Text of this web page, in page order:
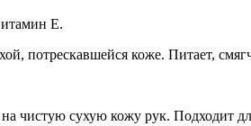
Е.
потрескавшейся коже. Питает,
чистую сухую кожу рук. Подходит